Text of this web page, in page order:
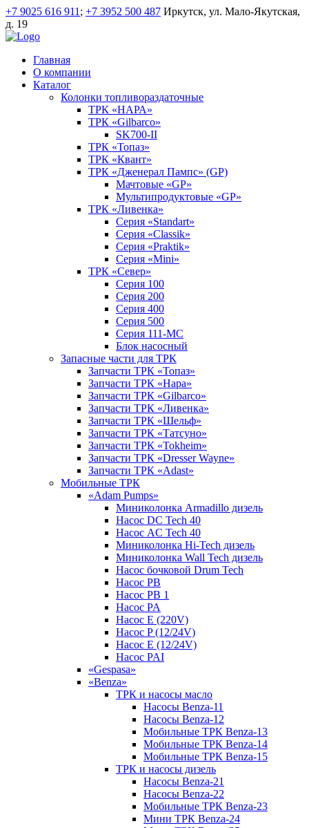
+7 9025 616 911 ; +7 3952 500 487 Иркутск, ул. Мало-Якутская,
д. 19
Главная
О компании
Каталог
Колонки топливораздаточные
ТРК «НАРА»
ТРК «Gilbarco»
SK700-II
ТРК «Топаз»
ТРК «Квант»
ТРК «Дженерал Пампс» (GP)
Мачтовые «GP»
Мультипродуктовые «GP»
ТРК «Ливенка»
Серия «Standart»
Серия «Classik»
Серия «Praktik»
Серия «Mini»
ТРК «Север»
Серия 100
Серия 200
Серия 400
Серия 500
Серия 111-МС
Блок насосный
Запасные части для ТРК
Запчасти ТРК «Топаз»
Запчасти ТРК «Нара»
Запчасти ТРК «Gilbarco»
Запчасти ТРК «Ливенка»
Запчасти ТРК «Шельф»
Запчасти ТРК «Татсуно»
Запчасти ТРК «Tokheim»
Запчасти ТРК «Dresser Wayne»
Запчасти ТРК «Adast»
Мобильные ТРК
«Adam Pumps»
Миниколонка Armadillo дизель
Насос DC Tech 40
Насос AC Tech 40
Миниколонка Hi-Tech дизель
Миниколонка Wall Tech дизель
Насос бочковой Drum Tech
Насос PB
Насос PB 1
Насос PA
Насос E (220V)
Насос P (12/24V)
Насос E (12/24V)
Насос PAI
«Gespasa»
«Benza»
ТРК и насосы масло
Насосы Benza-11
Насосы Benza-12
Мобильные ТРК Benza-13
Мобильные ТРК Benza-14
Мобильные ТРК Benza-15
ТРК и насосы дизель
Насосы Benza-21
Насосы Benza-22
Мобильные ТРК Benza-23
Мини ТРК Benza-24